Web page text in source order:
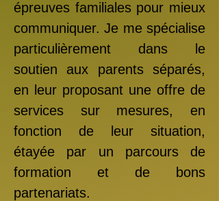
épreuves familiales pour mieux
communiquer. Je me spécialise
particulièrement dans le
soutien aux parents séparés,
en leur proposant une offre de
services sur mesures, en
fonction de leur situation,
étayée par un parcours de
formation et de bons
partenariats.